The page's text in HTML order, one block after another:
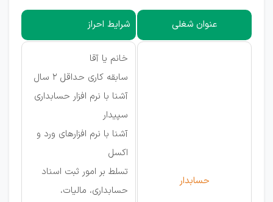
عنوان شغلی شرایط احراز
حسابدار
خانم یا آقا
سابقه کاری حداقل 2 سال
آشنا با نرم افزار حسابداری
سپیدار
آشنا با نرم افزارهای ورد و
اکسل
تسلط بر امور ثبت اسناد
حسابداری، مالیات،